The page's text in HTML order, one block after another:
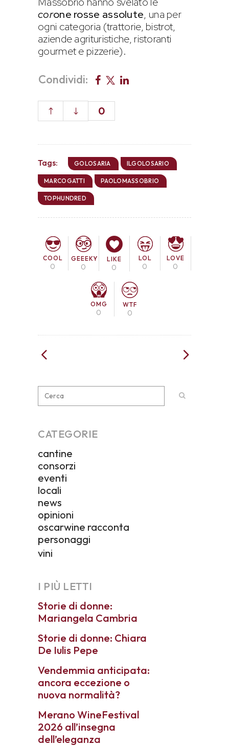
corone rosse assolute, una per
ogni categoria (trattorie, bistrot,
aziende agrituristiche, ristoranti
gourmet e pizzerie).
Condividi:
0
Tags: GOLOSARIA ILGOLOSARIO
MARCOGATTI PAOLOMASSOBRIO
TOPHUNDRED
COOL
0
GEEEKY
0
LIKE
0
LOL
0
LOVE
0
OMG
0
WTF
0
CATEGORIE
cantine
consorzi
eventi
locali
news
opinioni
oscarwine racconta
personaggi
vini
I PIÙ LETTI
Storie di donne:
Mariangela Cambria
Storie di donne: Chiara
De Iulis Pepe
Vendemmia anticipata:
ancora eccezione o
nuova normalità?
Merano WineFestival
2026 all’insegna
dell’eleganza